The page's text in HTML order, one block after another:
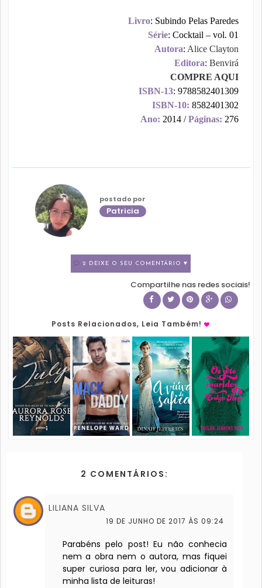
Livro: Subindo Pelas Paredes
Série: Cocktail – vol. 01
Autora: Alice Clayton
Editora:Benvirá
COMPRE AQUI
ISBN-13: 9788582401309
ISBN-10: 8582401302
Ano: 2014 /Páginas: 276
postado por
Patricia
2 DEIXE O SEU COMENTÁRIO ♥
Compartilhe nas redes sociais!
Posts Relacionados, Leia Também!
2 COMENTÁRIOS:
LILIANA SILVA
19 DE JUNHO DE 2017 ÀS 09:24
Parabéns pelo post! Eu não conhecia
nem a obra nem o autora, mas fiquei
super curiosa para ler, vou adicionar à
minha lista de leituras!